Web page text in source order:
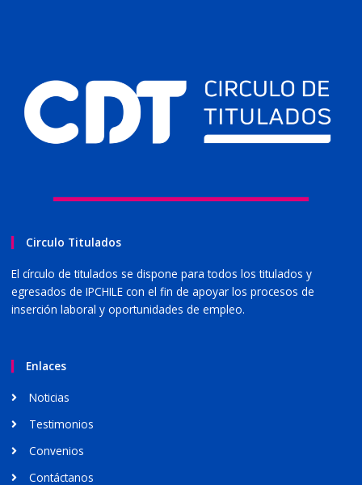
Circulo Titulados
El círculo de titulados se dispone para todos los titulados y
egresados de IPCHILE con el fin de apoyar los procesos de
inserción laboral y oportunidades de empleo.
Enlaces
Noticias
Testimonios
Convenios
Contáctanos